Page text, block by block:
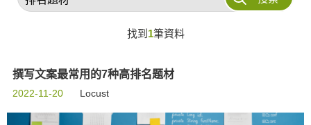
找到 1筆資料
撰写文案最常用的7种高排名题材
2022-11-20 Locust